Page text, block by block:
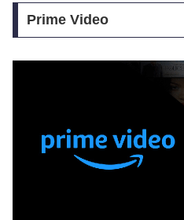
Prime Video